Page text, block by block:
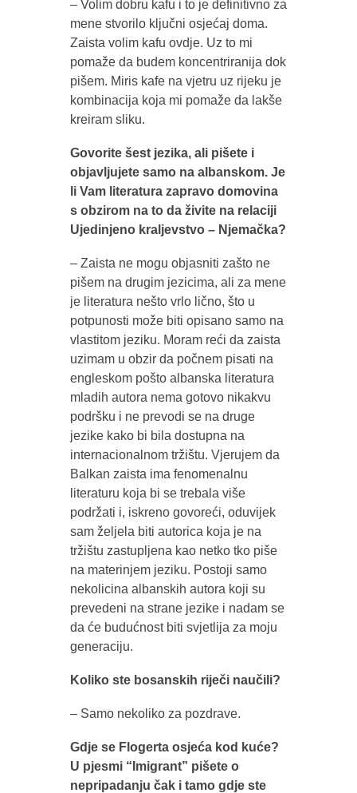
– Volim dobru kafu i to je definitivno za
mene stvorilo ključni osjećaj doma.
Zaista volim kafu ovdje. Uz to mi
pomaže da budem koncentriranija dok
pišem. Miris kafe na vjetru uz rijeku je
kombinacija koja mi pomaže da lakše
kreiram sliku.
Govorite šest jezika, ali pišete i
objavljujete samo na albanskom. Je
li Vam literatura zapravo domovina
s obzirom na to da živite na relaciji
Ujedinjeno kraljevstvo – Njemačka?
– Zaista ne mogu objasniti zašto ne
pišem na drugim jezicima, ali za mene
je literatura nešto vrlo lično, što u
potpunosti može biti opisano samo na
vlastitom jeziku. Moram reći da zaista
uzimam u obzir da počnem pisati na
engleskom pošto albanska literatura
mladih autora nema gotovo nikakvu
podršku i ne prevodi se na druge
jezike kako bi bila dostupna na
internacionalnom tržištu. Vjerujem da
Balkan zaista ima fenomenalnu
literaturu koja bi se trebala više
podržati i, iskreno govoreći, oduvijek
sam željela biti autorica koja je na
tržištu zastupljena kao netko tko piše
na materinjem jeziku. Postoji samo
nekolicina albanskih autora koji su
prevedeni na strane jezike i nadam se
da će budućnost biti svjetlija za moju
generaciju.
Koliko ste bosanskih riječi naučili?
– Samo nekoliko za pozdrave.
Gdje se Flogerta osjeća kod kuće?
U pjesmi “Imigrant” pišete o
nepripadanju čak i tamo gdje ste